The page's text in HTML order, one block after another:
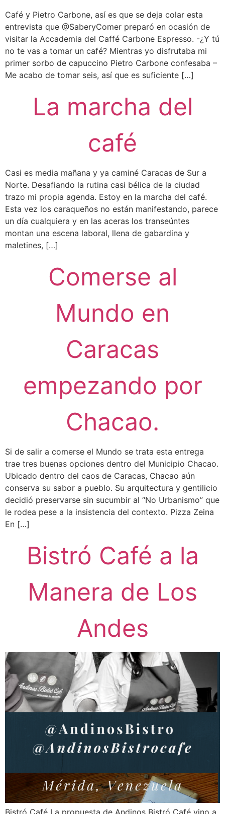
Café y Pietro Carbone, así es que se deja colar esta
entrevista que @SaberyComer preparó en ocasión de
visitar la Accademia del Caffé Carbone Espresso. -¿Y tú
no te vas a tomar un café? Mientras yo disfrutaba mi
primer sorbo de capuccino Pietro Carbone confesaba –
Me acabo de tomar seis, así que es suficiente […]
La marcha del
café
Casi es media mañana y ya caminé Caracas de Sur a
Norte. Desafiando la rutina casi bélica de la ciudad
trazo mi propia agenda. Estoy en la marcha del café.
Esta vez los caraqueños no están manifestando, parece
un día cualquiera y en las aceras los transeúntes
montan una escena laboral, llena de gabardina y
maletines, […]
Comerse al
Mundo en
Caracas
empezando por
Chacao.
Si de salir a comerse el Mundo se trata esta entrega
trae tres buenas opciones dentro del Municipio Chacao.
Ubicado dentro del caos de Caracas, Chacao aún
conserva su sabor a pueblo. Su arquitectura y gentilicio
decidió preservarse sin sucumbir al “No Urbanismo” que
le rodea pese a la insistencia del contexto. Pizza Zeina
En […]
Bistró Café a la
Manera de Los
Andes
Bistró Café La propuesta de Andinos Bistró Café vino a